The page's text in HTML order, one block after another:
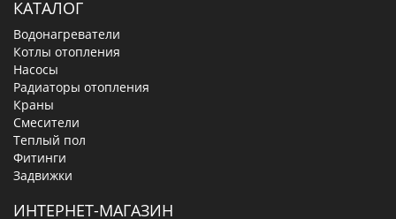
Фитинги
Задвижки
ИНТЕРНЕТ-МАГАЗИН
Акции и скидки
Доставка и оплата
Политика обработки персональных данных
Правила продажи в интернет-магазине
Карта сайта
Личный кабинет